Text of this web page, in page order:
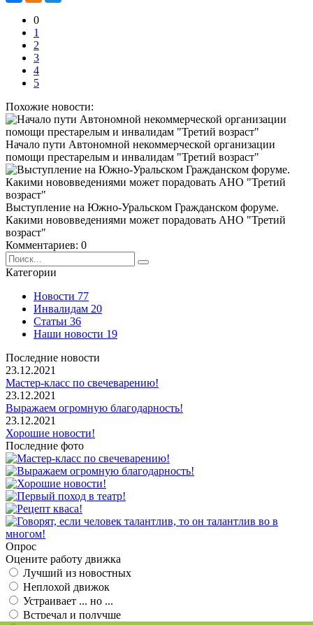
0
1
2
3
4
5
Похожие новости:
Начало пути Автономной некоммерческой организации
помощи престарелым и инвалидам "Третий возраст"
Выступление на Южно-Уральском Гражданском форуме.
Какими нововведениями может порадовать АНО "Третий
возраст"
Комментариев: 0
Категории
Новости 77
Инвалидам 20
Статьи 36
Наши новости 19
Последние новости
23.12.2021
Мастер-класс по свечеварению!
23.12.2021
Выражаем огромную благодарность!
23.12.2021
Хорошие новости!
Последние фото
Опрос
Оцените работу движка
Лучший из новостных
Неплохой движок
Устраивает ... но ...
Встречал и получше